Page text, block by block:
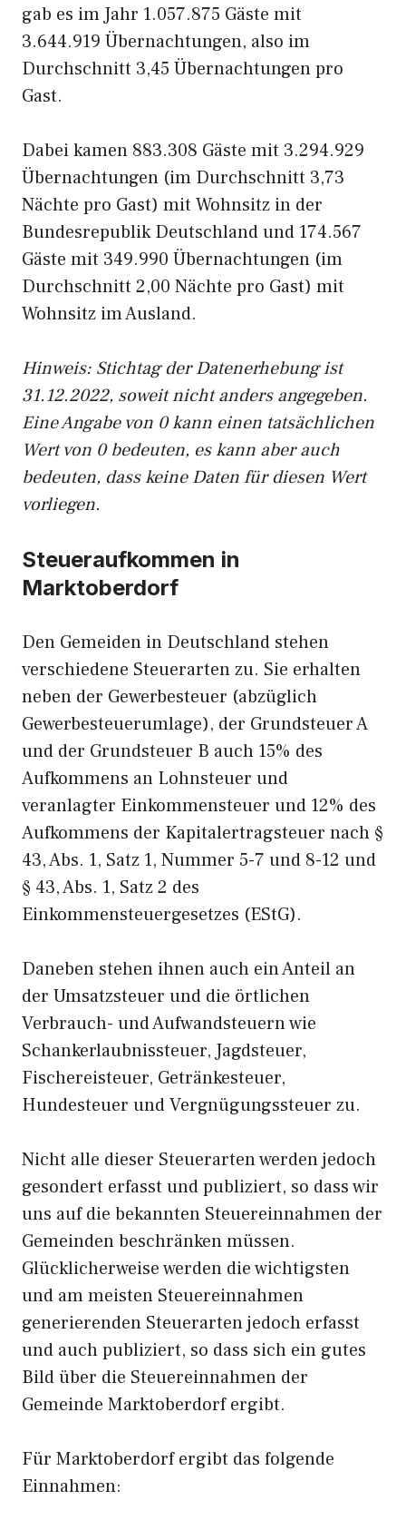
gab es im Jahr 1.057.875 Gäste mit
3.644.919 Übernachtungen, also im
Durchschnitt 3,45 Übernachtungen pro
Gast.
Dabei kamen 883.308 Gäste mit 3.294.929
Übernachtungen (im Durchschnitt 3,73
Nächte pro Gast) mit Wohnsitz in der
Bundesrepublik Deutschland und 174.567
Gäste mit 349.990 Übernachtungen (im
Durchschnitt 2,00 Nächte pro Gast) mit
Wohnsitz im Ausland.
Hinweis: Stichtag der Datenerhebung ist
31.12.2022, soweit nicht anders angegeben.
Eine Angabe von 0 kann einen tatsächlichen
Wert von 0 bedeuten, es kann aber auch
bedeuten, dass keine Daten für diesen Wert
vorliegen.
Steueraufkommen in
Marktoberdorf
Den Gemeiden in Deutschland stehen
verschiedene Steuerarten zu. Sie erhalten
neben der Gewerbesteuer (abzüglich
Gewerbesteuerumlage), der Grundsteuer A
und der Grundsteuer B auch 15% des
Aufkommens an Lohnsteuer und
veranlagter Einkommensteuer und 12% des
Aufkommens der Kapitalertragsteuer nach §
43, Abs. 1, Satz 1, Nummer 5-7 und 8-12 und
§ 43, Abs. 1, Satz 2 des
Einkommensteuergesetzes (EStG).
Daneben stehen ihnen auch ein Anteil an
der Umsatzsteuer und die örtlichen
Verbrauch- und Aufwandsteuern wie
Schankerlaubnissteuer, Jagdsteuer,
Fischereisteuer, Getränkesteuer,
Hundesteuer und Vergnügungssteuer zu.
Nicht alle dieser Steuerarten werden jedoch
gesondert erfasst und publiziert, so dass wir
uns auf die bekannten Steuereinnahmen der
Gemeinden beschränken müssen.
Glücklicherweise werden die wichtigsten
und am meisten Steuereinnahmen
generierenden Steuerarten jedoch erfasst
und auch publiziert, so dass sich ein gutes
Bild über die Steuereinnahmen der
Gemeinde Marktoberdorf ergibt.
Für Marktoberdorf ergibt das folgende
Einnahmen: